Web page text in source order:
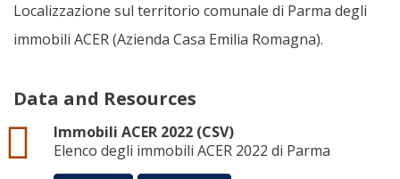
Localizzazione sul territorio comunale di Parma degli
immobili ACER (Azienda Casa Emilia Romagna).
Data and Resources
Immobili ACER 2022 (CSV)
csv
Elenco degli immobili ACER 2022 di Parma